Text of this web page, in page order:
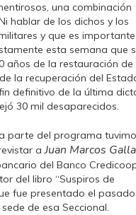
una combinación
hablar de los dichos y los
y que es importante
esta semana que
años de la restauración de
la recuperación del
definitivo de la última
30 mil desaparecidos.
parte del programa
a Juan Marcos
del Banco
del libro “Suspiros de
fue presentado el
de esa Seccional.